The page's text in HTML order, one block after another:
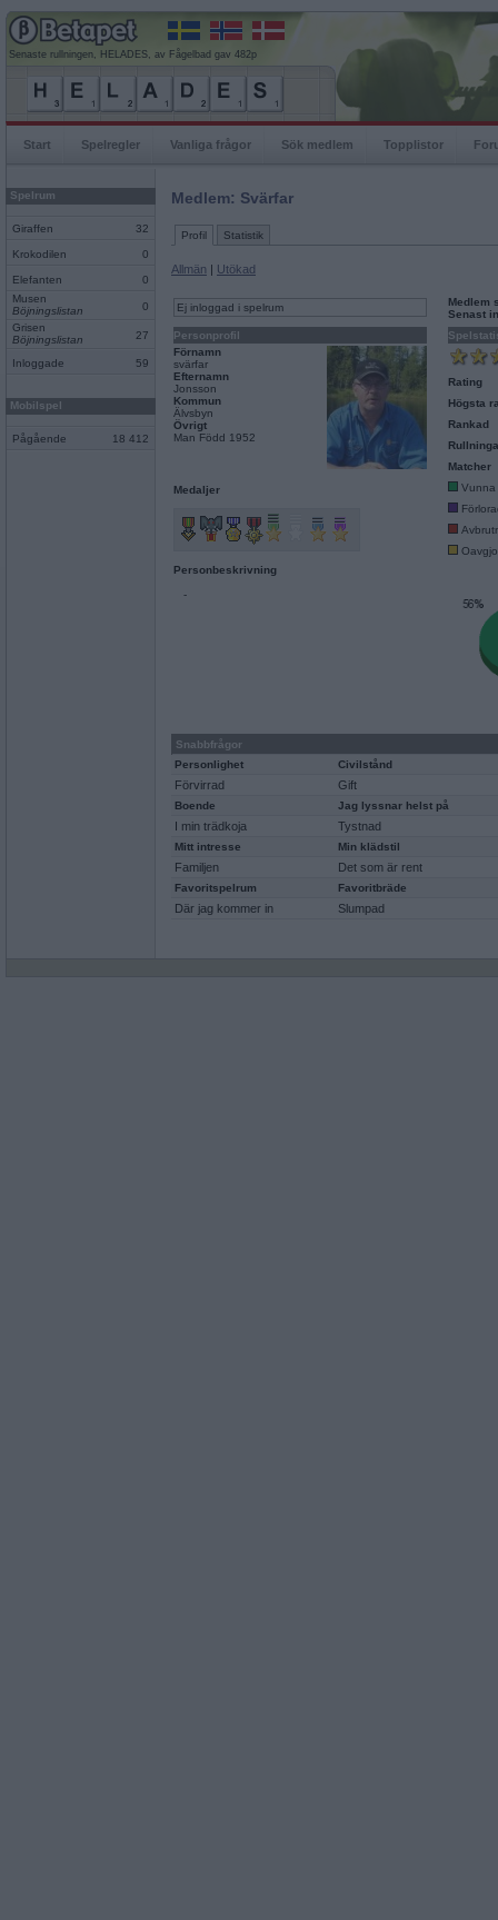
Senaste rullningen, HELADES, av Fågelbad gav 482p
Start Spelregler Vanliga frågor Sök medlem Topplistor
Spelrum
Giraffen 32
Krokodilen 0
Elefanten
0
Musen
Böjningslistan
0
Grisen
Böjningslistan
27
Inloggade 59
Mobilspel
Pågående 18 412
Medlem: Svärfar
Profil Statistik
Allmän | Utökad
Ej inloggad i spelrum
Personprofil
Förnamn
svärfar
Efternamn
Jonsson
Kommun
Älvsbyn
Övrigt
Man Född 1952
Medaljer
Personbeskrivning
-
Medlem
Senast
Rating
Högsta
Rankad
Matcher
Vunna
Snabbfrågor
Personlighet
Civilstånd
Förvirrad Gift
Boende Jag lyssnar helst på
I min trädkoja Tystnad
Mitt intresse Min klädstil
Familjen Det som är rent
Favoritspelrum Favoritbräde
Där jag kommer in Slumpad